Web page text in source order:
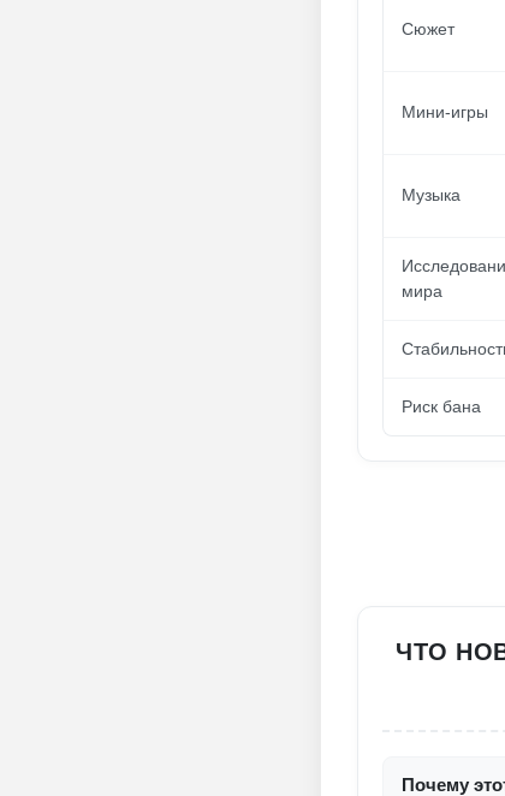
Сюжет
Мини-игры
Музыка
мира
Риск бана
ЧТО
Почему